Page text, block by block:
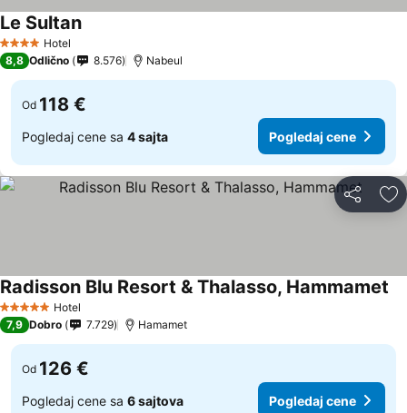
4 ZvezdiceHotel
Le Sultan
8,8 Odlično 8.576 Nabeul
Od 118 €
Pogledaj cene sa 4 sajta Pogledaj cene
Deli
5 ZvezdiceHotel
Radisson Blu Resort & Thalasso, Hammamet
7,9 Dobro 7.729 Hamamet
Od 126 €
Pogledaj cene sa 6 sajtova Pogledaj cene